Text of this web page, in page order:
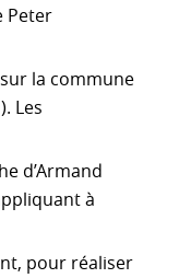
Peter
la commune
Les
d’Armand
à
pour réaliser